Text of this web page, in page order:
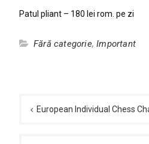
Patul pliant – 180 lei rom. pe zi
Fără categorie,Important
European Individual Chess